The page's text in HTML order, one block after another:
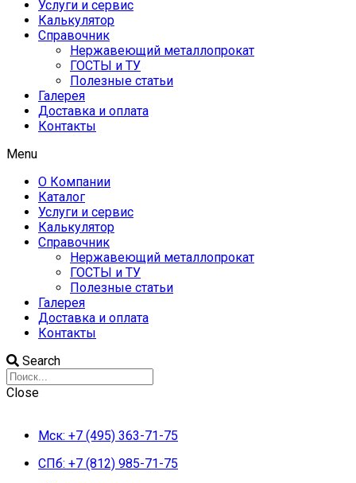
Услуги и сервис
Калькулятор
Справочник
Нержавеющий металлопрокат
ГОСТЫ и ТУ
Полезные статьи
Галерея
Доставка и оплата
Контакты
Menu
О Компании
Каталог
Услуги и сервис
Калькулятор
Справочник
Нержавеющий металлопрокат
ГОСТЫ и ТУ
Полезные статьи
Галерея
Доставка и оплата
Контакты
Search
Close
Мск: +7 (495) 363-71-75
СПб: +7 (812) 985-71-75